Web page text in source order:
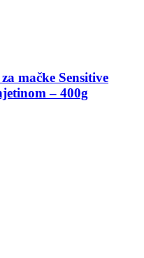
mačke Sensitive
– 400g